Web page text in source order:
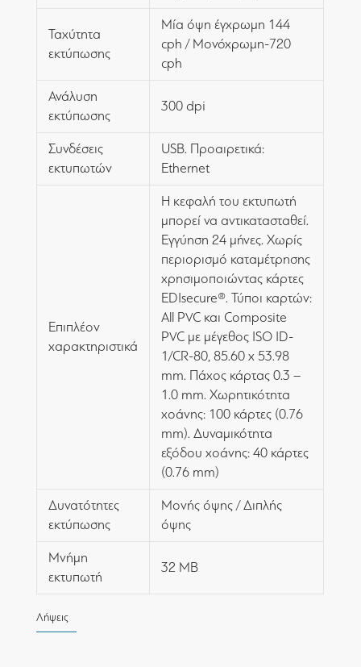
Ταχύτητα
εκτύπωσης
Μία όψη έγχρωμη 144
cph / Μονόχρωμη-720
cph
Ανάλυση
εκτύπωσης
300 dpi
Συνδέσεις
εκτυπωτών
USB. Προαιρετικά:
Ethernet
Επιπλέον
χαρακτηριστικά
Η κεφαλή του εκτυπωτή
μπορεί να αντικατασταθεί.
Εγγύηση 24 μήνες. Χωρίς
περιορισμό καταμέτρησης
χρησιμοποιώντας κάρτες
EDIsecure®. Τύποι καρτών:
All PVC και Composite
PVC με μέγεθος ISO ID-
1/CR-80, 85.60 x 53.98
mm. Πάχος κάρτας 0.3 –
1.0 mm. Χωρητικότητα
χοάνης: 100 κάρτες (0.76
mm). Δυναμικότητα
εξόδου χοάνης: 40 κάρτες
(0.76 mm)
Δυνατότητες
εκτύπωσης
Μονής όψης / Διπλής
όψης
Μνήμη
εκτυπωτή
32 ΜΒ
Λήψεις